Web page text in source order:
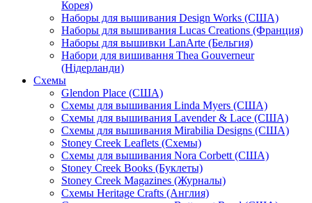
Корея)
Наборы для вышивания Design Works (США)
Наборы для вышивания Lucas Creations (Франция)
Наборы для вышивки LanArte (Бельгия)
Набори для вишивання Thea Gouverneur
(Нідерланди)
Схемы
Glendon Place (США)
Схемы для вышивания Linda Myers (США)
Схемы для вышивания Lavender & Lace (США)
Схемы для вышивания Mirabilia Designs (США)
Stoney Creek Leaflets (Схемы)
Схемы для вышивания Nora Corbett (США)
Stoney Creek Books (Буклеты)
Stoney Creek Magazines (Журналы)
Схемы Heritage Crafts (Англия)